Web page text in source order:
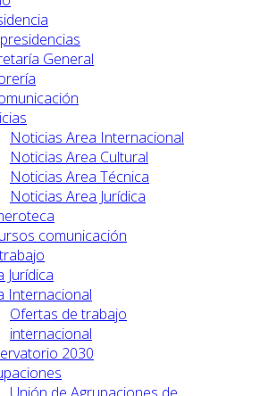
General
Noticias Area Internacional
Noticias Area Cultural
Noticias Area Técnica
Noticias Area Jurídica
comunicación
Jurídica
Internacional
Ofertas de trabajo
internacional
2030